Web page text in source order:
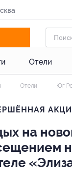
Отели
Отели Юг
на